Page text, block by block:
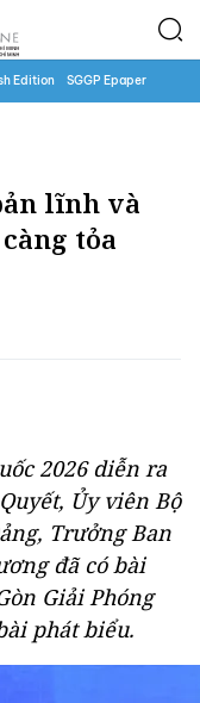
Edition SGGP Epaper
lĩnh và
tỏa
2026 diễn ra
Ủy viên Bộ
Trưởng Ban
đã có bài
Giải Phóng
phát biểu.